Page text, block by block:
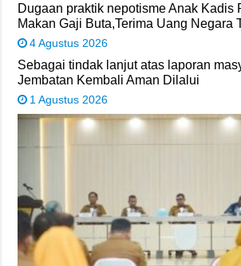
Dugaan praktik nepotisme Anak Kadis
Makan Gaji Buta,Terima Uang Negara
4 Agustus 2026
Sebagai tindak lanjut atas laporan
Jembatan Kembali Aman Dilalui
1 Agustus 2026